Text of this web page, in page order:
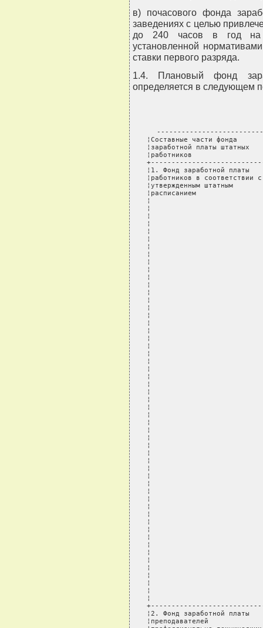
в) почасового фонда
заведениях с целью
до 240 часов в год на
установленной
ставки первого разряда.
1.4. Плановый фонд
определяется в следующем
--------------------------------+-------------------------------
¦Составные части фонда          ¦     В том числе по элементам      ¦
¦заработной платы штатных       ¦       предстоящих расходов        ¦
¦работников                     ¦                                   ¦
+-------------------------------+-----------------------------------+
¦1. Фонд заработной платы       ¦1. Должностные оклады и ставки     ¦
¦работников в соответствии с    ¦заработной платы работников        ¦
¦утвержденным штатным           ¦                                   ¦
¦расписанием                    ¦2. Надбавки постоянного характера: ¦
¦                               ¦- работникам из  числа             ¦
¦                               ¦профессорско-преподавательского    ¦
¦                               ¦состава высших учебных заведений и ¦
¦                               ¦учебных заведений системы          ¦
¦                               ¦повышения квалификации и           ¦
¦                               ¦переподготовки кадров, владеющим   ¦
¦                               ¦иностранными языками и применяющим ¦
¦                               ¦их в работе по подготовке          ¦
¦                               ¦специалистов для зарубежных стран; ¦
¦                               ¦- водителям грузовых и легковых    ¦
¦                               ¦автомобилей, автобусов за          ¦
¦                               ¦классность                         ¦
¦                               ¦                                   ¦
¦                               ¦3. Доплаты постоянного характера:  ¦
¦                               ¦- дифференцированные доплаты,      ¦
¦                               ¦устанавливаемые в целях недопущения¦
¦                               ¦дальнейшего углубления соотношений ¦
¦                               ¦в уровнях оплаты труда работников с¦
¦                               ¦наиболее низкой заработной платой  ¦
¦                               ¦(в рублях);                        ¦
¦                               ¦- профессорско-преподавательскому  ¦
¦                               ¦составу за выполнение              ¦
¦                               ¦лечебно-диагностической работы в   ¦
¦                               ¦клиниках;                          ¦
¦                               ¦- профессорско-преподавательскому  ¦
¦                               ¦составу за руководство структурными¦
¦                               ¦подразделениями вместо введения    ¦
¦                               ¦штатных должностей;                ¦
¦                               ¦- за наличие ученой степени;       ¦
¦                               ¦- водителям легковых автомобилей за¦
¦                               ¦ненормированный рабочий день;      ¦
¦                               ¦- бригадирам из числа рабочих за   ¦
¦                               ¦руководство бригадой;              ¦
¦                               ¦- за заведование интернатом при    ¦
¦                               ¦учебном заведении;                 ¦
¦                               ¦- штатным педагогическим работникам¦
¦                               ¦за заведование                     ¦
¦                               ¦учебно-консультационными пунктами; ¦
¦                               ¦- штатным педагогическим работникам¦
¦                               ¦школ за классное руководство;      ¦
¦                               ¦- штатным педагогическим работникам¦
¦                               ¦за проведение внеклассной работы по¦
¦                               ¦физическому воспитанию учащихся;   ¦
¦                               ¦- штатным работникам за организацию¦
¦                               ¦производительного труда учащихся;  ¦
¦                               ¦- за выполнение обязанностей вместо¦
¦                               ¦введения штатных должностей;       ¦
¦                               ¦- за